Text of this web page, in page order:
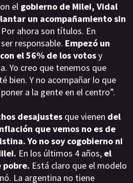
el gobierno de Milei, Vidal
un acompañamiento sin
Por ahora son títulos. En
responsable. Empezó un
el 56% de los votosy
Yo creo que tenemos que
bien. Y no acompañar lo que
a la gente en el centro”.
desajustes que vienen del
que vemos no es de
Yo no soy cogobierno ni
En los últimos 4 años, el
Está claro que el modelo
La argentina no tiene